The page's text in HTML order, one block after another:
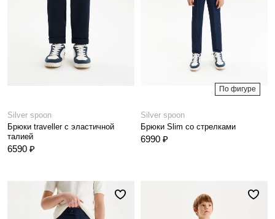
Silver spoon
Брюки traveller с эластичной
талией
6590 ₽
По фигуре
Silver spoon
Брюки Slim со стрелками
6990 ₽